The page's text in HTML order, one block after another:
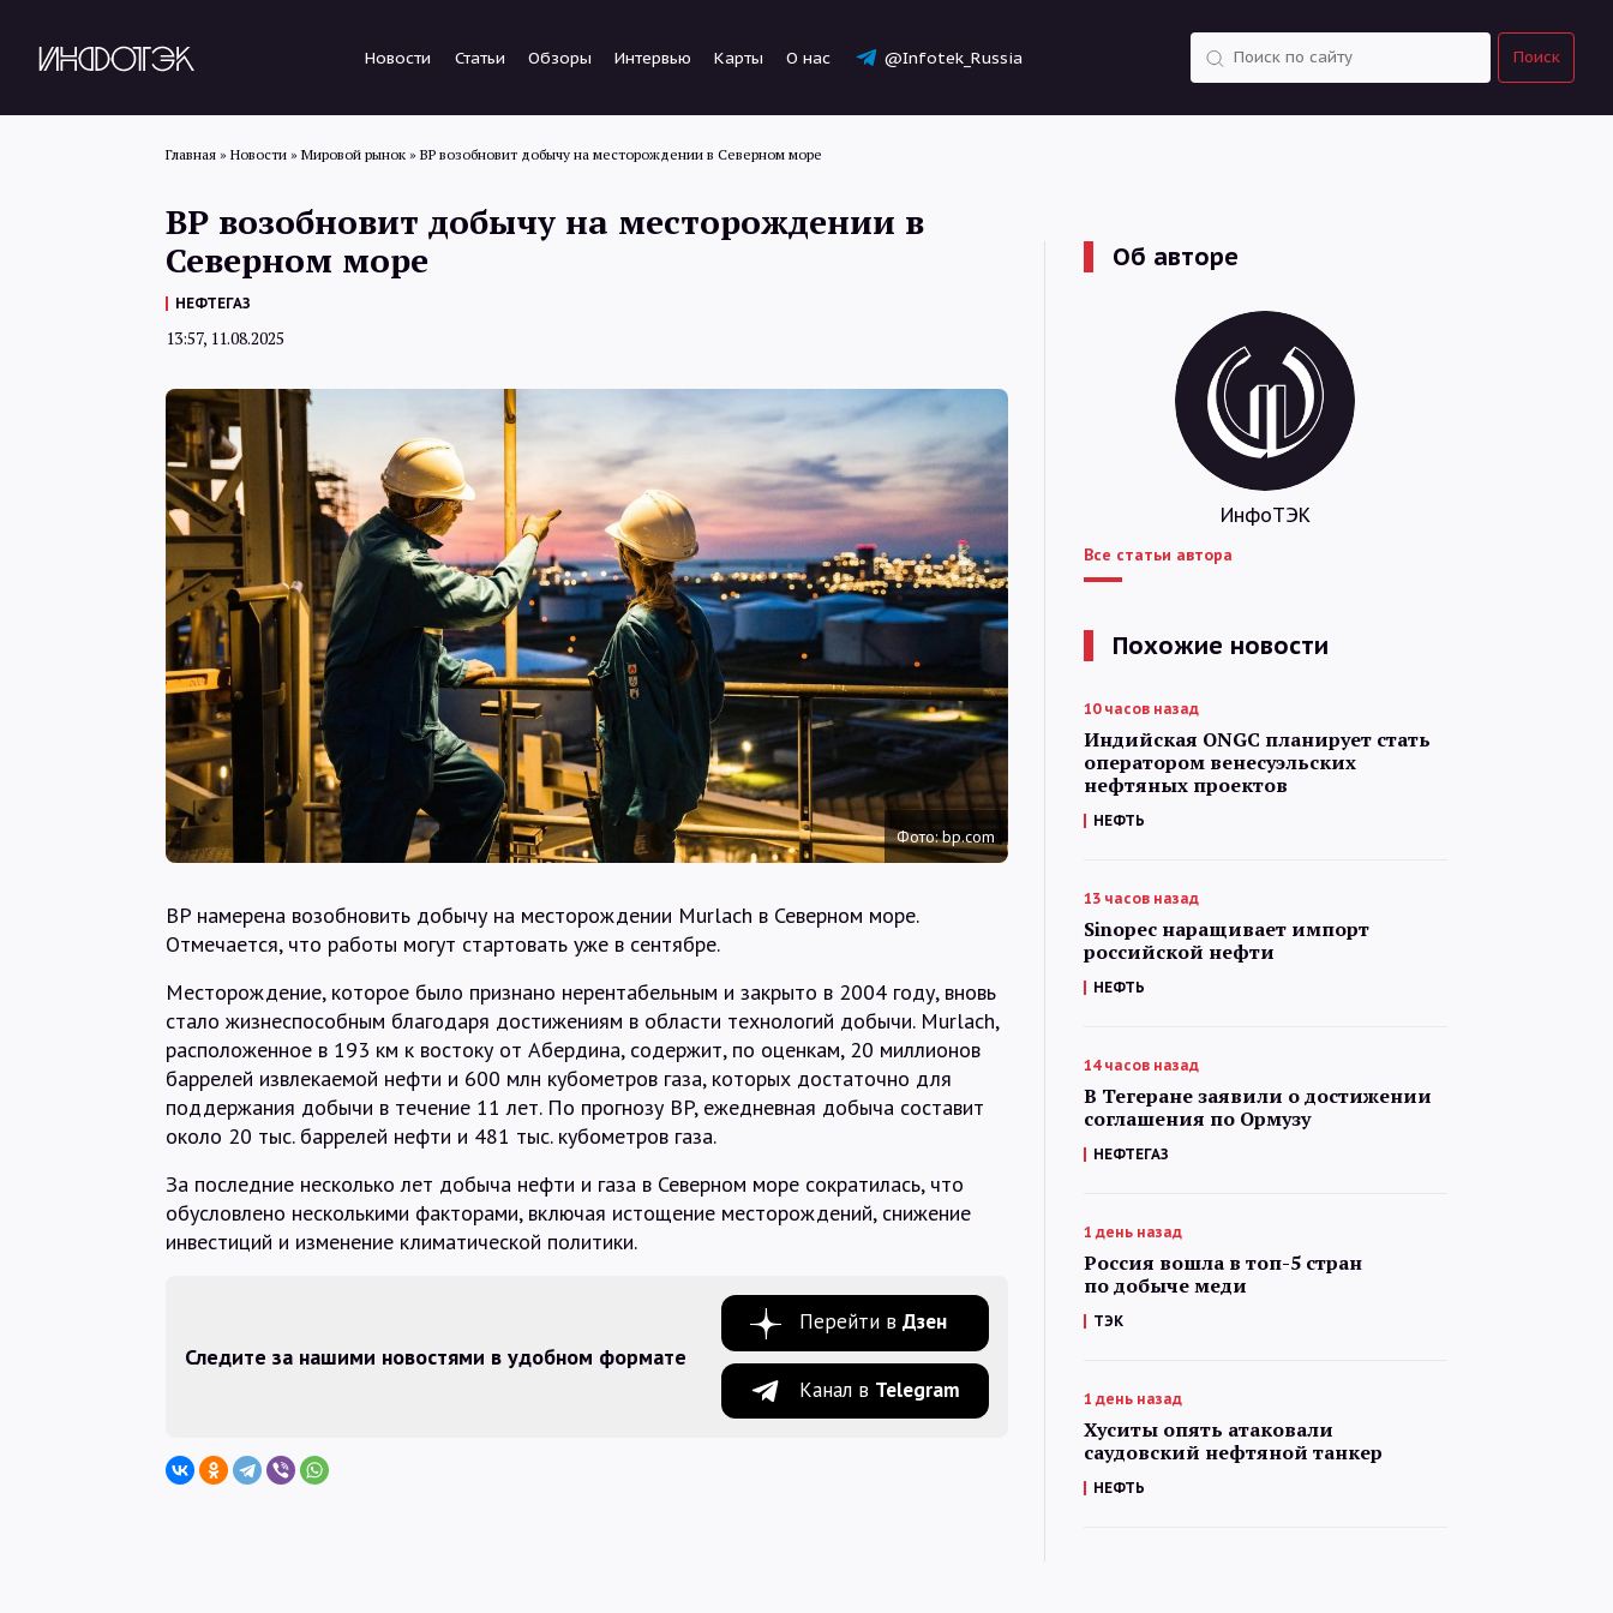
Новости Статьи Обзоры Интервью Карты О нас @Infotek_Russia Поиск
Статьи
Обзоры
Интервью
Карты
О нас
@Infotek_Russia
Главная » Новости » Мировой рынок » BP возобновит добычу на месторождении в Северном море
BP возобновит добычу на месторождении в
Северном море
НЕФТЕГАЗ
13:57, 11.08.2025
Фото: bp.com
BP намерена возобновить добычу на месторождении Murlach в Северном море.
Отмечается, что работы могут стартовать уже в сентябре.
Месторождение, которое было признано нерентабельным и закрыто в 2004 году, вновь
стало жизнеспособным благодаря достижениям в области технологий добычи. Murlach,
расположенное в 193 км к востоку от Абердина, содержит, по оценкам, 20 миллионов
баррелей извлекаемой нефти и 600 млн кубометров газа, которых достаточно для
поддержания добычи в течение 11 лет. По прогнозу BP, ежедневная добыча составит
около 20 тыс. баррелей нефти и 481 тыс. кубометров газа.
За последние несколько лет добыча нефти и газа в Северном море сократилась, что
обусловлено несколькими факторами, включая истощение месторождений, снижение
инвестиций и изменение климатической политики.
Следите за нашими новостями в удобном формате
Перейти в Дзен
Канал в Telegram
Об авторе
ИнфоТЭК
Все статьи автора
Похожие новости
10 часов назад
Индийская ONGC планирует стать
оператором венесуэльских
нефтяных проектов
НЕФТЬ
13 часов назад
Sinopec наращивает импорт
российской нефти
НЕФТЬ
14 часов назад
В Тегеране заявили о достижении
соглашения по Ормузу
НЕФТЕГАЗ
1 день назад
Россия вошла в топ-5 стран
по добыче меди
ТЭК
1 день назад
Хуситы опять атаковали
саудовский нефтяной танкер
НЕФТЬ